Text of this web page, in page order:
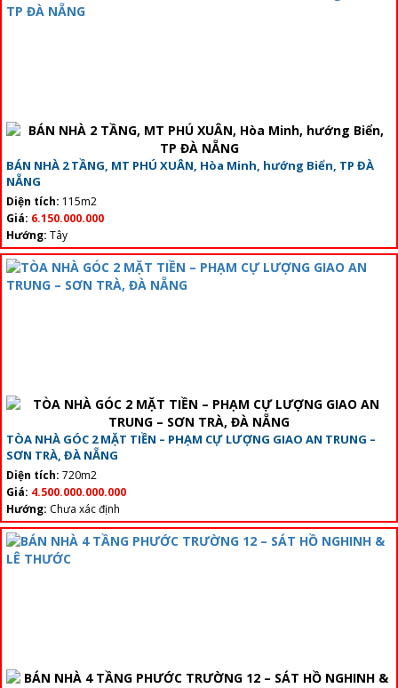
BÁN NHÀ 2 TẦNG, MT PHÚ XUÂN, Hòa Minh, hướng Biển, TP ĐÀ
NẴNG
Diện tích: 115m2
Giá: 6.150.000.000
Hướng: Tây
TÒA NHÀ GÓC 2 MẶT TIỀN – PHẠM CỰ LƯỢNG GIAO AN TRUNG –
SƠN TRÀ, ĐÀ NẴNG
Diện tích: 720m2
Giá: 4.500.000.000.000
Hướng: Chưa xác định